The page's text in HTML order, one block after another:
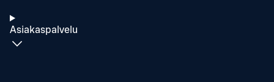
Asiakaspalvelu